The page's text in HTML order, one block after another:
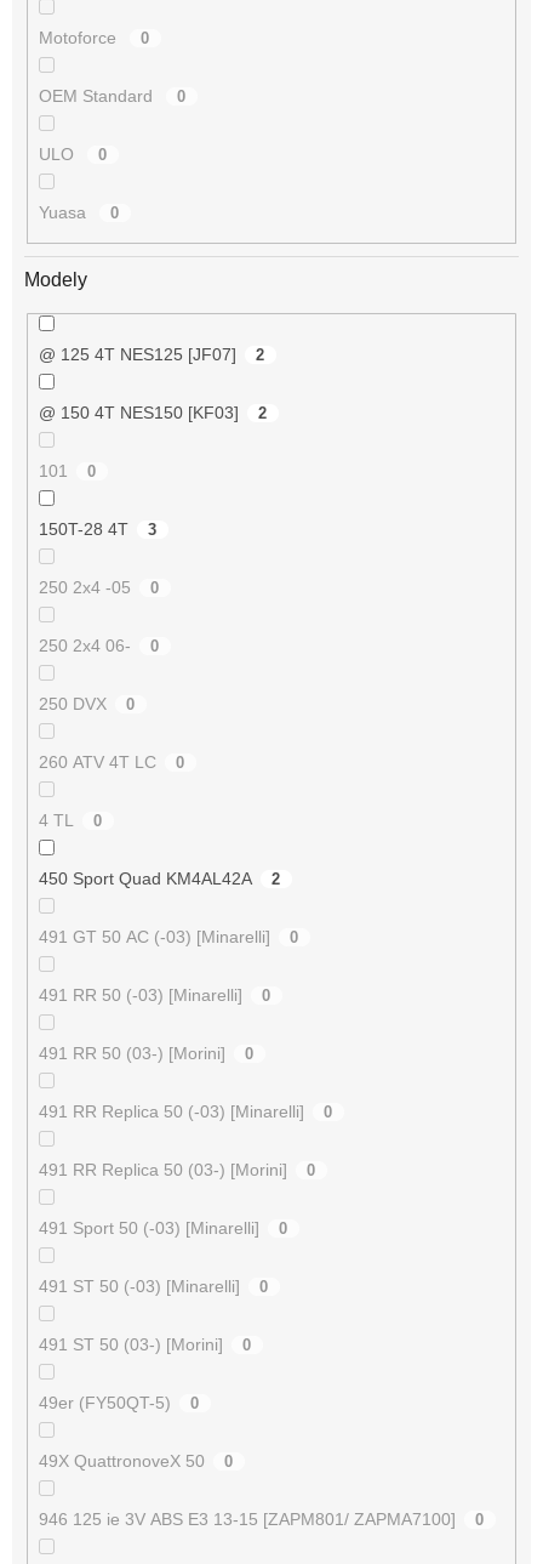
Motoforce 0
OEM Standard 0
ULO 0
Yuasa 0
Modely
@ 125 4T NES125 [JF07] 2
@ 150 4T NES150 [KF03] 2
101 0
150T-28 4T 3
250 2x4 -05 0
250 2x4 06- 0
250 DVX 0
260 ATV 4T LC 0
4 TL 0
450 Sport Quad KM4AL42A 2
491 GT 50 AC (-03) [Minarelli] 0
491 RR 50 (-03) [Minarelli] 0
491 RR 50 (03-) [Morini] 0
491 RR Replica 50 (-03) [Minarelli] 0
491 RR Replica 50 (03-) [Morini] 0
491 Sport 50 (-03) [Minarelli] 0
491 ST 50 (-03) [Minarelli] 0
491 ST 50 (03-) [Morini] 0
49er (FY50QT-5) 0
49X QuattronoveX 50 0
946 125 ie 3V ABS E3 13-15 [ZAPM801/ ZAPMA7100] 0